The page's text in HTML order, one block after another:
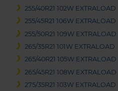
255/40R21 102W EXTRALOAD
255/45R21 106W EXTRALOAD
255/50R21 109W EXTRALOAD
265/35R21 101W EXTRALOAD
265/40R21 105W EXTRALOAD
265/45R21 108W EXTRALOAD
275/35R21 103W EXTRALOAD